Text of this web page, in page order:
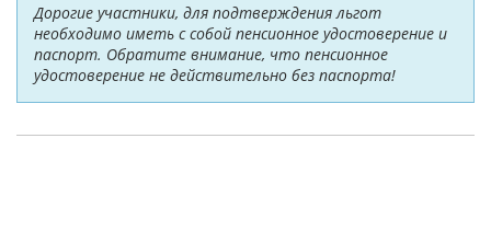
Дорогие участники, для подтверждения льгот
необходимо иметь с собой пенсионное удостоверение и
паспорт. Обратите внимание, что пенсионное
удостоверение не действительно без паспорта!